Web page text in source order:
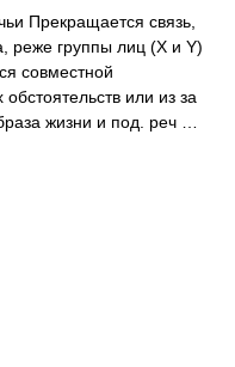
Прекращается связь,
реже группы лиц (X и Y)
совместной
или из за
жизни и под. реч …